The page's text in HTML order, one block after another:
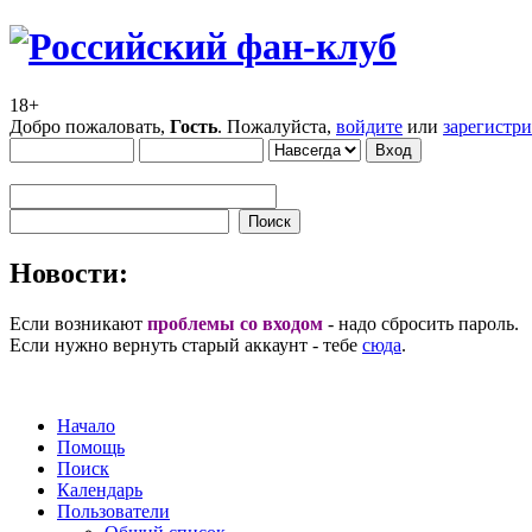
18+
Добро пожаловать, Гость. Пожалуйста, войдите или
Новости:
Если возникают проблемы со входом - надо сбросить пароль.
Если нужно вернуть старый аккаунт - тебе сюда.
Начало
Помощь
Поиск
Календарь
Пользователи